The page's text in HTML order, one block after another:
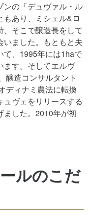
ンの「デュヴァル・ル
もあり、ミシェル&ロ
そこで醸造長をして
いました。もともと夫
て、1995年には1haで
ます。そしてエルヴ
醸造コンサルタント
ディナミ農法に転換
ュヴェをリリースする
ました。2010年が初
ルのこだ